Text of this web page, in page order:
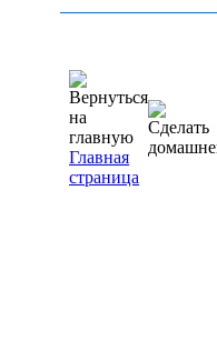
Главная
страница